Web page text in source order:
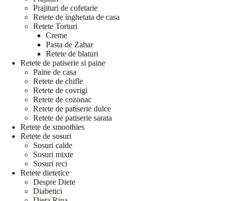
Prajituri de cofetarie
Retete de inghetata de casa
Retete Torturi
Creme
Pasta de Zahar
Retete de blaturi
Retete de patiserie si paine
Paine de casa
Retete de chifle
Retete de covrigi
Retete de cozonac
Retete de patiserie dulce
Retete de patiserie sarata
Retete de smoothies
Retete de sosuri
Sosuri calde
Sosuri mixte
Sosuri reci
Retete dietetice
Despre Diete
Diabetici